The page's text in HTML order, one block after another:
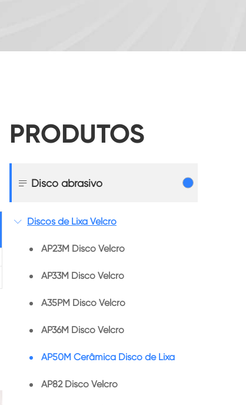
PRODUTOS
 Disco abrasivo
 Discos de Lixa Velcro
AP23M Disco Velcro
AP33M Disco Velcro
A35PM Disco Velcro
AP36M Disco Velcro
AP50M Cerâmica Disco de Lixa
AP82 Disco Velcro